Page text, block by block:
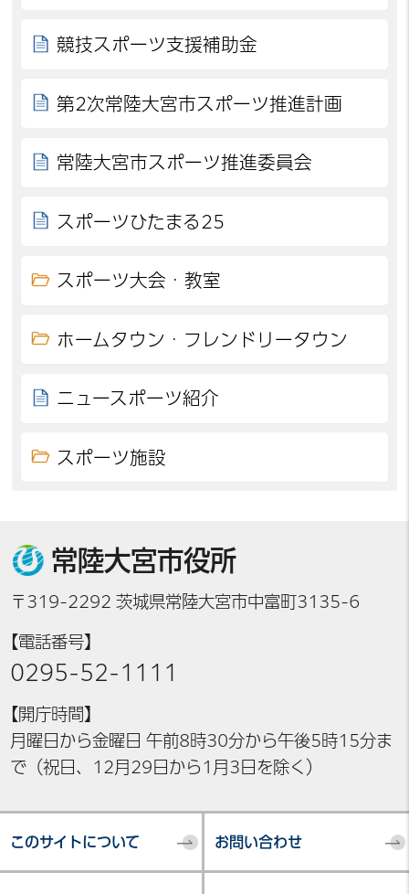
競技スポーツ支援補助金
第2次常陸大宮市スポーツ推進計画
常陸大宮市スポーツ推進委員会
スポーツひたまる25
スポーツ大会・教室
ホームタウン・フレンドリータウン
ニュースポーツ紹介
スポーツ施設
常陸大宮市役所
〒319-2292 茨城県常陸大宮市中富町3135-6
【電話番号】
0295-52-1111
【開庁時間】
月曜日から金曜日 午前8時30分から午後5時15分ま
で（祝日、12月29日から1月3日を除く）
このサイトについて お問い合わせ